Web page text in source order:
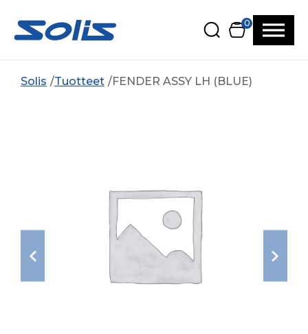
0
Solis Tuotteet FENDER ASSY LH (BLUE)